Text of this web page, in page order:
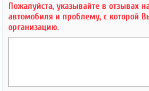
Пожалуйста, указывайте в отзывах
автомобиля и проблему, с которой
организацию.